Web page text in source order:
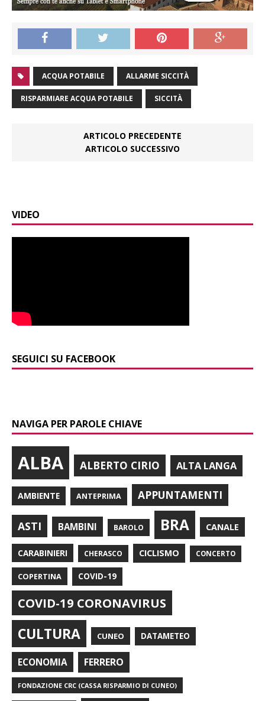
ACQUA POTABILE ALLARME SICCITÀ
RISPARMIARE ACQUA POTABILE SICCITÀ
ARTICOLO PRECEDENTE
ARTICOLO SUCCESSIVO
VIDEO
SEGUICI SU FACEBOOK
NAVIGA PER PAROLE CHIAVE
ALBA ALBERTO CIRIO ALTA LANGA
AMBIENTE ANTEPRIMA APPUNTAMENTI
ASTI BAMBINI BAROLO BRA CANALE
CARABINIERI CHERASCO CICLISMO CONCERTO
COPERTINA COVID-19
COVID-19 CORONAVIRUS
CULTURA CUNEO DATAMETEO
ECONOMIA FERRERO
FONDAZIONE CRC (CASSA RISPARMIO DI CUNEO)